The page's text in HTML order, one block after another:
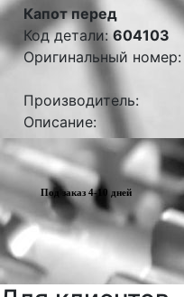
Капот перед
Код детали: 604103
Оригинальный номер:
Производитель:
Описание:
Под заказ 4-10 дней